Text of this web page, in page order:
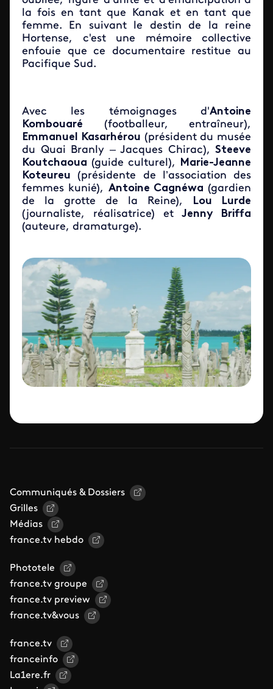
la fois en tant que Kanak et en tant que
femme. En suivant le destin de la reine
Hortense, c'est une mémoire collective
enfouie que ce documentaire restitue au
Pacifique Sud.
Avec les témoignages d'Antoine
Kombouaré (footballeur, entraîneur),
Emmanuel Kasarhérou (président du musée
du Quai Branly – Jacques Chirac), Steeve
Koutchaoua (guide culturel), Marie-Jeanne
Koteureu (présidente de l’association des
femmes kunié), Antoine Cagnéwa (gardien
de la grotte de la Reine),
Lou Lurde
(journaliste, réalisatrice) etJenny Briffa
(auteure, dramaturge).
Communiqués & Dossiers
Grilles
Médias
france.tv hebdo
Phototele
france.tv groupe
france.tv preview
france.tv&vous
france.tv
franceinfo
La1ere.fr